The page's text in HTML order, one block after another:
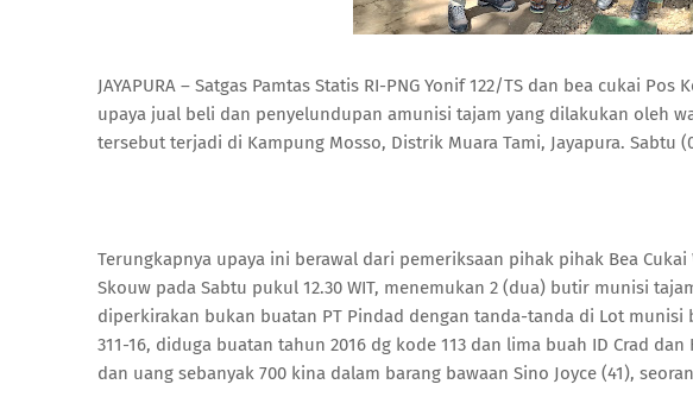
JAYAPURA – Satgas Pamtas Statis RI-PNG Yonif 122/TS dan bea cukai
upaya jual beli dan penyelundupan amunisi tajam yang dilakukan oleh
tersebut terjadi di Kampung Mosso, Distrik Muara Tami, Jayapura. Sabtu
Terungkapnya upaya ini berawal dari pemeriksaan pihak pihak Bea Cukai
Skouw pada Sabtu pukul 12.30 WIT, menemukan 2 (dua) butir munisi
diperkirakan bukan buatan PT Pindad dengan tanda-tanda di Lot
311-16, diduga buatan tahun 2016 dg kode 113 dan lima buah ID Crad
dan uang sebanyak 700 kina dalam barang bawaan Sino Joyce (41),